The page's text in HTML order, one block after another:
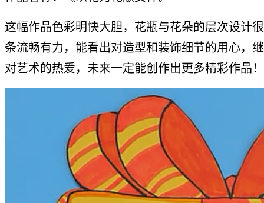
这幅作品色彩明快大胆，花瓶与花朵的层次设计
条流畅有力，能看出对造型和装饰细节的用心，
对艺术的热爱，未来一定能创作出更多精彩作品！